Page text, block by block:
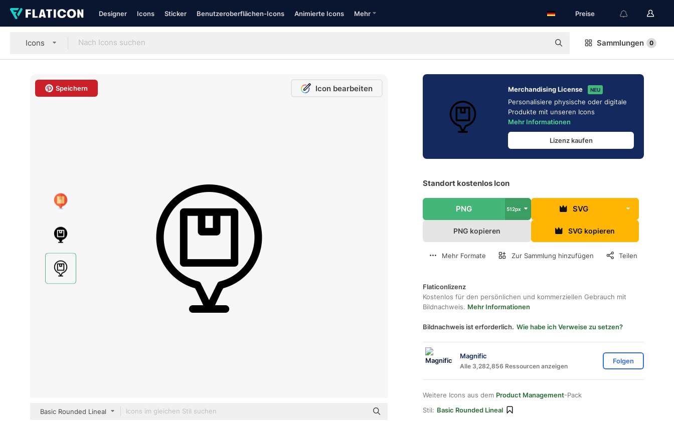
Designer Icons Sticker Benutzeroberflächen-Icons Animierte Icons Mehr Preise
Icons Sammlungen 0
Speichern Icon bearbeiten
Basic Rounded Lineal
Merchandising License NEU
Personalisiere physische oder digitale
Produkte mit unseren Icons
Mehr Informationen
Lizenz kaufen
Standort kostenlos Icon
PNG 512px SVG
PNG kopieren SVG kopieren
Mehr Formate Zur Sammlung hinzufügen Teilen
Flaticonlizenz
Kostenlos für den persönlichen und kommerziellen Gebrauch mit
Bildnachweis. Mehr Informationen
Bildnachweis ist erforderlich. Wie habe ich Verweise zu setzen?
Magnific
Alle 3,282,856 Ressourcen anzeigen
Folgen
Weitere Icons aus dem Product Management-Pack
Stil: Basic Rounded Lineal